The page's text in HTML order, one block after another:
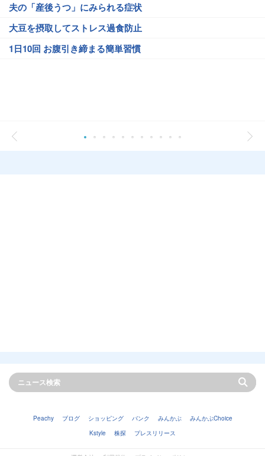
夫の「産後うつ」にみられる症状
大豆を摂取してストレス過食防止
1日10回 お腹引き締まる簡単習慣
Peachy ブログ ショッピング バンク みんかぶ
みんかぶChoice
Kstyle
株探 プレスリリース